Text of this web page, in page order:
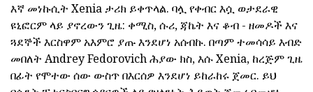
እኛ መነኩሲት Xenia ታሪክ ይቀጥላል. ባሏ የቀብር እሷ ወታደራዊ
ዩኒፎርም ላይ ያኖረውን ጊዜ: ቀሚስ, ሱሪ, ጃኬት እና ቆብ - ዘመዶች እና
ጓደኞች እርስዋም አእምሮ ያጡ እንደሆነ አሰብኩ. በጣም ተመሳሳይ እብድ
መበለት Andrey Fedorovich ሕያው ክስ, እሱ Xenia, ከረጅም ጊዜ
በፊት የሞተው ሰው ውስጥ በእርሰዎ እንደሆነ ይከራከሩ ጀመር. ይህ